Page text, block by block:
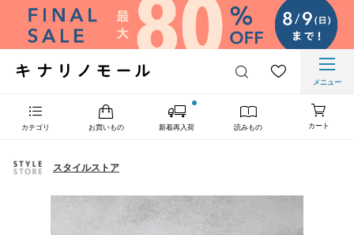
メニュー
カテゴリ お買いもの 新着再入荷 読みもの カート
スタイルストア